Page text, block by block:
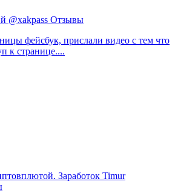
@xakpass Отзывы
фейсбук, прислали видео с тем что
к странице....
Заработок Timur